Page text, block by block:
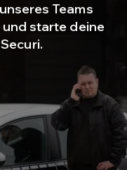
Teams
und starte deine